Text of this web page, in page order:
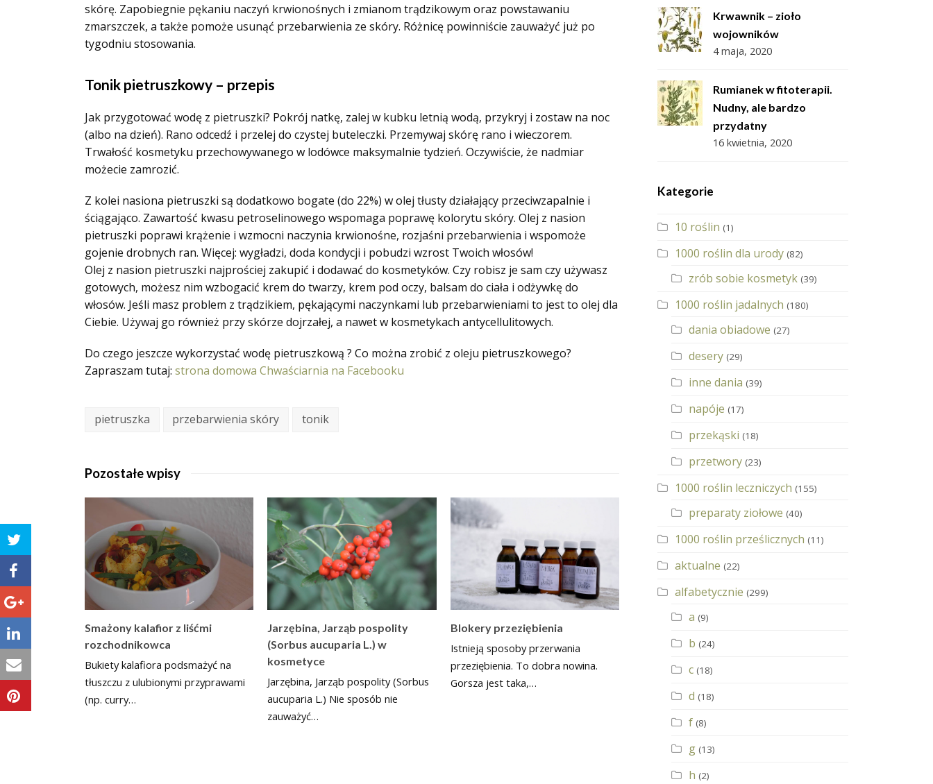
skórę. Zapobiegnie pękaniu naczyń krwionośnych i zmianom trądzikowym oraz powstawaniu
zmarszczek, a także pomoże usunąć przebarwienia ze skóry. Różnicę powinniście zauważyć już po
tygodniu stosowania.
Tonik pietruszkowy – przepis
Jak przygotować wodę z pietruszki? Pokrój natkę, zalej w kubku letnią wodą, przykryj i zostaw na noc
(albo na dzień). Rano odcedź i przelej do czystej buteleczki. Przemywaj skórę rano i wieczorem.
Trwałość kosmetyku przechowywanego w lodówce maksymalnie tydzień. Oczywiście, że nadmiar
możecie zamrozić.
Z kolei nasiona pietruszki są dodatkowo bogate (do 22%) w olej tłusty działający przeciwzapalnie i
ściągająco. Zawartość kwasu petroselinowego wspomaga poprawę kolorytu skóry. Olej z nasion
pietruszki poprawi krążenie i wzmocni naczynia krwionośne, rozjaśni przebarwienia i wspomoże
gojenie drobnych ran. Więcej: wygładzi, doda kondycji i pobudzi wzrost Twoich włosów!
Olej z nasion pietruszki najprościej zakupić i dodawać do kosmetyków. Czy robisz je sam czy używasz
gotowych, możesz nim wzbogacić krem do twarzy, krem pod oczy, balsam do ciała i odżywkę do
włosów. Jeśli masz problem z trądzikiem, pękającymi naczynkami lub przebarwieniami to jest to olej dla
Ciebie. Używaj go również przy skórze dojrzałej, a nawet w kosmetykach antycellulitowych.
Do czego jeszcze wykorzystać wodę pietruszkową ? Co można zrobić z oleju pietruszkowego?
Zapraszam tutaj: strona domowa Chwaściarnia na Facebooku
pietruszka przebarwienia skóry tonik
Pozostałe wpisy
Smażony kalafior z liśćmi
rozchodnikowca
Bukiety kalafiora podsmażyć na
tłuszczu z ulubionymi przyprawami
(np. curry…
Jarzębina, Jarząb pospolity
(Sorbus aucuparia L.) w
kosmetyce
Jarzębina, Jarząb pospolity (Sorbus
aucuparia L.) Nie sposób nie
zauważyć…
Blokery przeziębienia
Istnieją sposoby przerwania
przeziębienia. To dobra nowina.
Gorsza jest taka,…
Krwawnik – zioło
wojowników
4 maja, 2020
Rumianek w fitoterapii.
Nudny, ale bardzo
przydatny
16 kwietnia, 2020
Kategorie
10 roślin (1)
1000 roślin dla urody (82)
zrób sobie kosmetyk (39)
1000 roślin jadalnych (180)
dania obiadowe (27)
desery (29)
inne dania (39)
napóje (17)
przekąski (18)
przetwory (23)
1000 roślin leczniczych (155)
preparaty ziołowe (40)
1000 roślin prześlicznych (11)
aktualne (22)
alfabetycznie (299)
a (9)
b (24)
c (18)
d (18)
f (8)
g (13)
h (2)